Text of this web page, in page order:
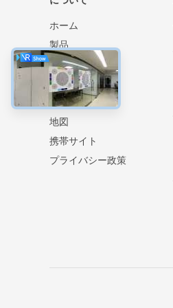
ホーム
製品
VRショー
企業情報
ニュース
地図
携帯サイト
プライバシー政策